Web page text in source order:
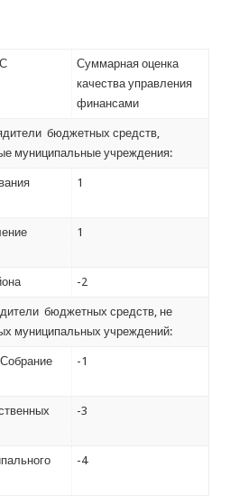
Суммарная оценка
качества управления
финансами
бюджетных средств,
муниципальные учреждения:
1
1
-2
бюджетных средств, не
муниципальных учреждений:
-1
-3
-4